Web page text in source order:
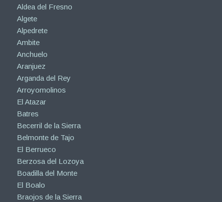
Aldea del Fresno
Algete
Alpedrete
Ambite
Anchuelo
Aranjuez
Arganda del Rey
Arroyomolinos
El Atazar
Batres
Becerril de la Sierra
Belmonte de Tajo
El Berrueco
Berzosa del Lozoya
Boadilla del Monte
El Boalo
Braojos de la Sierra